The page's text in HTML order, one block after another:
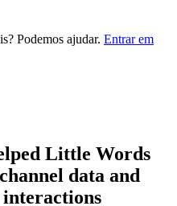
Podemos ajudar. Entrar em
Little Words
data and
interactions